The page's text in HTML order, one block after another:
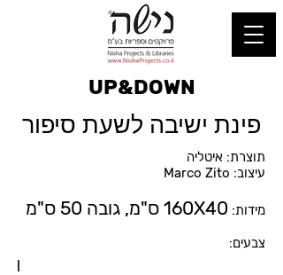
UP&DOWN
פינת ישיבה לשעת סיפור
תוצרת: איטליה
עיצוב: Marco Zito
מידות: 160X40 ס"מ, גובה 50 ס"מ
צבעים: